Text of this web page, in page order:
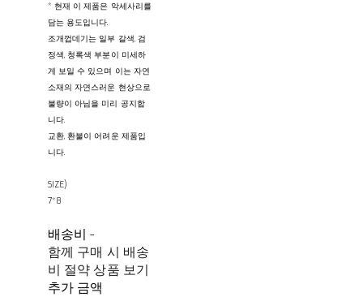
* 현재 이 제품은 악세사리를
담는 용도입니다.
조개껍데기는 일부 갈색, 검
정색, 청록색 부분이 미세하
게 보일 수 있으며 이는 자연
소재의 자연스러운 현상으로
불량이 아님을 미리 공지합
니다.
교환, 환불이 어려운 제품입
니다.
SIZE)
7*8
배송비-
함께 구매 시 배송
비 절약 상품 보기
추가 금액